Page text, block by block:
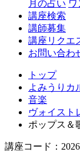
月の占い
講座検索
講師募集
講座リクエ
お問い合わ
トップ
よみうりカ
音楽
ヴォイスト
ポップス＆
講座コード：